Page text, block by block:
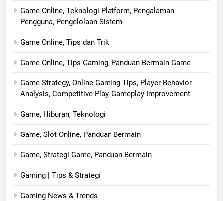
Game Online, Teknologi Platform, Pengalaman
Pengguna, Pengelolaan Sistem
Game Online, Tips dan Trik
Game Online, Tips Gaming, Panduan Bermain Game
Game Strategy, Online Gaming Tips, Player Behavior
Analysis, Competitive Play, Gameplay Improvement
Game, Hiburan, Teknologi
Game, Slot Online, Panduan Bermain
Game, Strategi Game, Panduan Bermain
Gaming | Tips & Strategi
Gaming News & Trends